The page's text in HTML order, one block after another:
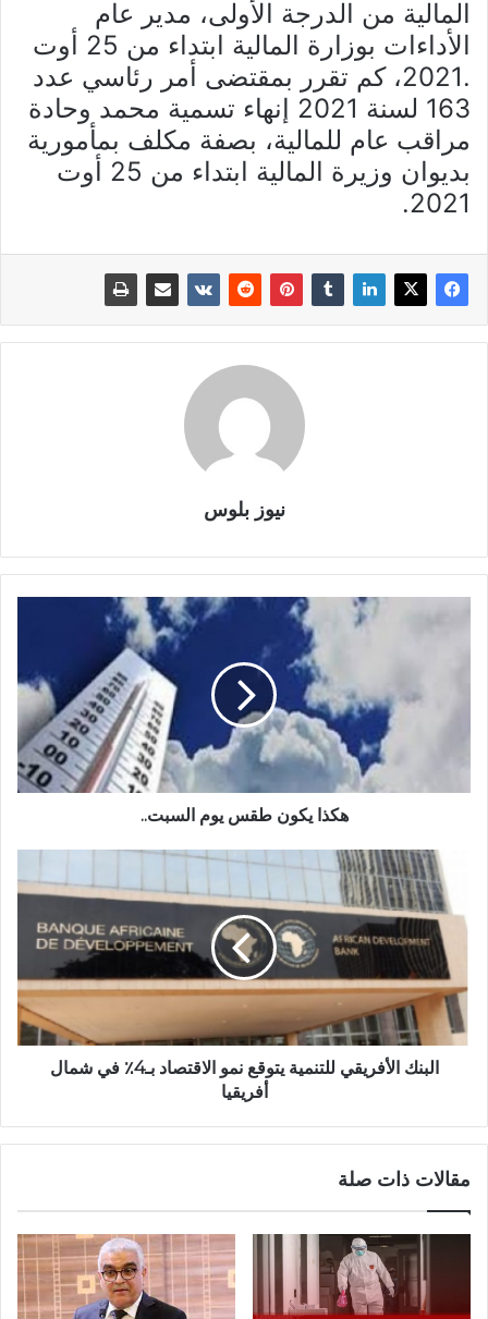
المالية من الدرجة الأولى، مدير عام
الأداءات بوزارة المالية ابتداء من 25 أوت
.2021، كم تقرر بمقتضى أمر رئاسي عدد
163 لسنة 2021 إنهاء تسمية محمد وحادة
مراقب عام للمالية، بصفة مكلف بمأمورية
بديوان وزيرة المالية ابتداء من 25 أوت
2021.
نيوز بلوس
هكذا يكون طقس يوم السبت..
البنك الأفريقي للتنمية يتوقع نمو الاقتصاد بـ4٪ في شمال
أفريقيا
مقالات ذات صلة